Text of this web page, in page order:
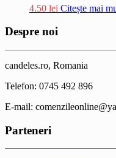
4.50 lei Citește mai
Despre noi
candeles.ro, Romania
Telefon: 0745 492 896
E-mail:
Parteneri